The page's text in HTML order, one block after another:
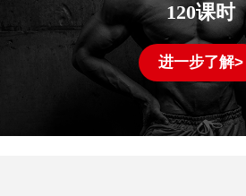
120课时
进一步了解>